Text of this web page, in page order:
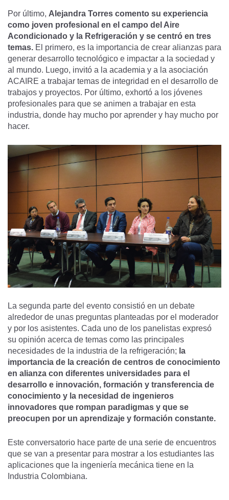
Por último, Alejandra Torres comento su experiencia
como joven profesional en el campo del Aire
Acondicionado y la Refrigeración y se centró en tres
temas. El primero, es la importancia de crear alianzas para
generar desarrollo tecnológico e impactar a la sociedad y
al mundo. Luego, invitó a la academia y a la asociación
ACAIRE a trabajar temas de integridad en el desarrollo de
trabajos y proyectos. Por último, exhortó a los jóvenes
profesionales para que se animen a trabajar en esta
industria, donde hay mucho por aprender y hay mucho por
hacer.
La segunda parte del evento consistió en un debate
alrededor de unas preguntas planteadas por el moderador
y por los asistentes. Cada uno de los panelistas expresó
su opinión acerca de temas como las principales
necesidades de la industria de la refrigeración; la
importancia de la creación de centros de conocimiento
en alianza con diferentes universidades para el
desarrollo e innovación, formación y transferencia de
conocimiento y la necesidad de ingenieros
innovadores que rompan paradigmas y que se
preocupen por un aprendizaje y formación constante.
Este conversatorio hace parte de una serie de encuentros
que se van a presentar para mostrar a los estudiantes las
aplicaciones que la ingeniería mecánica tiene en la
Industria Colombiana.